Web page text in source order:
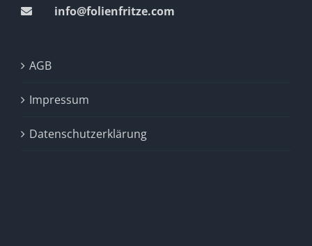
info@folienfritze.com
AGB
Impressum
Datenschutzerklärung